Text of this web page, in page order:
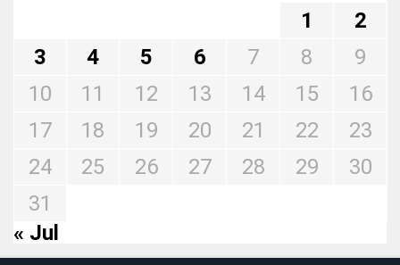
1
2
3
4 5 6 7 8
9
10
11 12 13 14 15
16
17
18 19 20 21 22
23
24
25 26 27 28 29
30
31
« Jul